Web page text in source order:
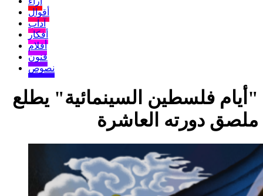
أقوال
آداب
أفكار
أفلام
فنون
نصوص
"أيام فلسطين السينمائية" يطلع
ملصق دورته العاشرة